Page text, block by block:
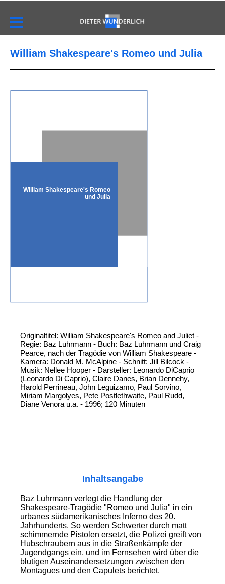
William Shakespeare's Romeo und Julia
William Shakespeare's Romeo
und Julia
Originaltitel: William Shakespeare's Romeo and Juliet -
Regie: Baz Luhrmann - Buch: Baz Luhrmann und Craig
Pearce, nach der Tragödie von William Shakespeare -
Kamera: Donald M. McAlpine - Schnitt: Jill Bilcock -
Musik: Nellee Hooper - Darsteller: Leonardo DiCaprio
(Leonardo Di Caprio), Claire Danes, Brian Dennehy,
Harold Perrineau, John Leguizamo, Paul Sorvino,
Miriam Margolyes, Pete Postlethwaite, Paul Rudd,
Diane Venora u.a. - 1996; 120 Minuten
Inhaltsangabe
Baz Luhrmann verlegt die Handlung der
Shakespeare-Tragödie "Romeo und Julia" in ein
urbanes südamerikanisches Inferno des 20.
Jahrhunderts. So werden Schwerter durch matt
schimmernde Pistolen ersetzt, die Polizei greift von
Hubschraubern aus in die Straßenkämpfe der
Jugendgangs ein, und im Fernsehen wird über die
blutigen Auseinandersetzungen zwischen den
Montagues und den Capulets berichtet.